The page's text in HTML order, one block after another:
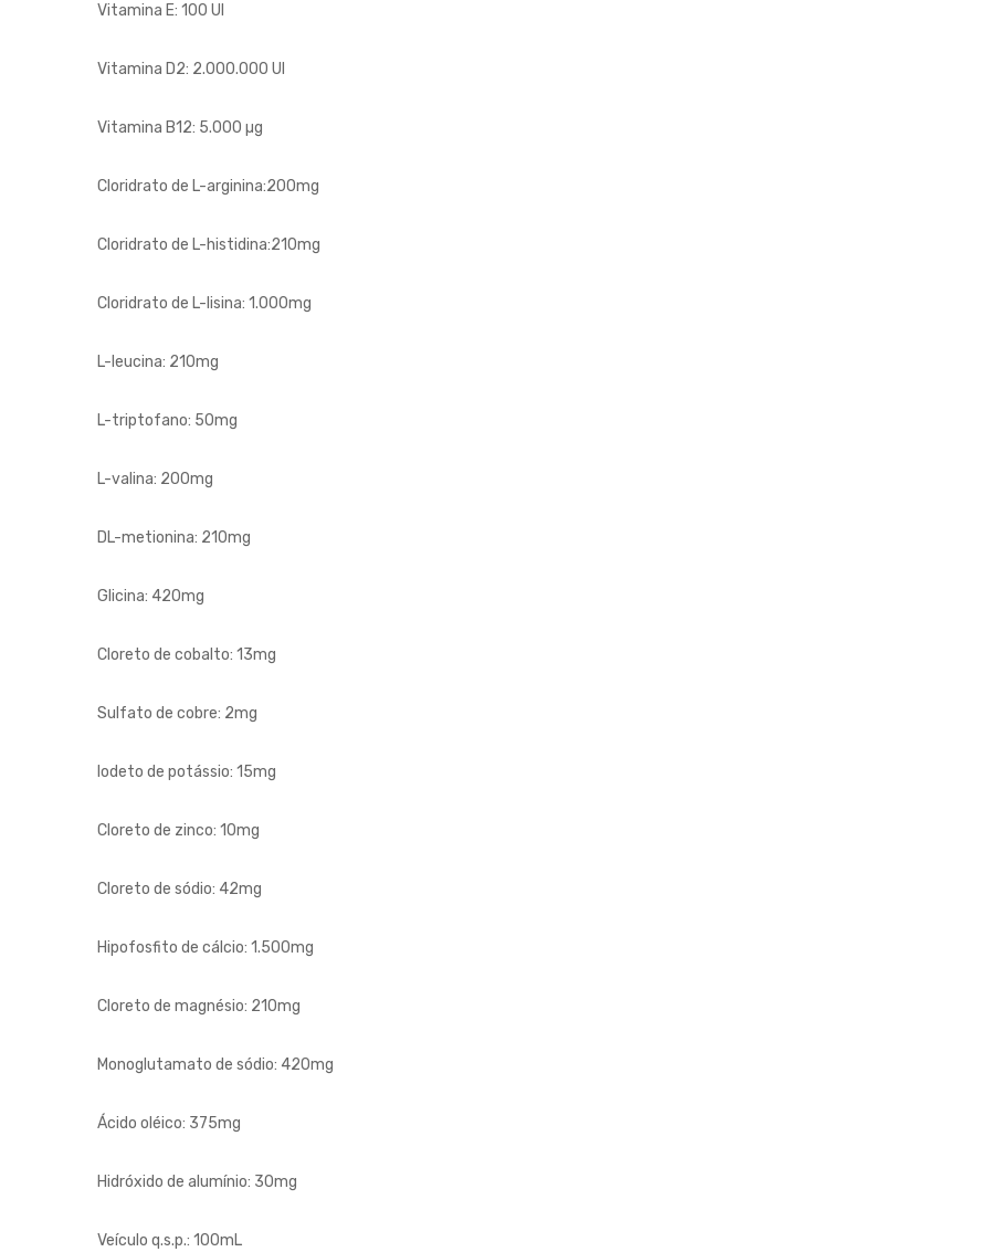
Vitamina E: 100 UI
Vitamina D2: 2.000.000 UI
Vitamina B12: 5.000 µg
Cloridrato de L-arginina:200mg
Cloridrato de L-histidina:210mg
Cloridrato de L-lisina: 1.000mg
L-leucina: 210mg
L-triptofano: 50mg
L-valina: 200mg
DL-metionina: 210mg
Glicina: 420mg
Cloreto de cobalto: 13mg
Sulfato de cobre: 2mg
Iodeto de potássio: 15mg
Cloreto de zinco: 10mg
Cloreto de sódio: 42mg
Hipofosfito de cálcio: 1.500mg
Cloreto de magnésio: 210mg
Monoglutamato de sódio: 420mg
Ácido oléico: 375mg
Hidróxido de alumínio: 30mg
Veículo q.s.p.: 100mL